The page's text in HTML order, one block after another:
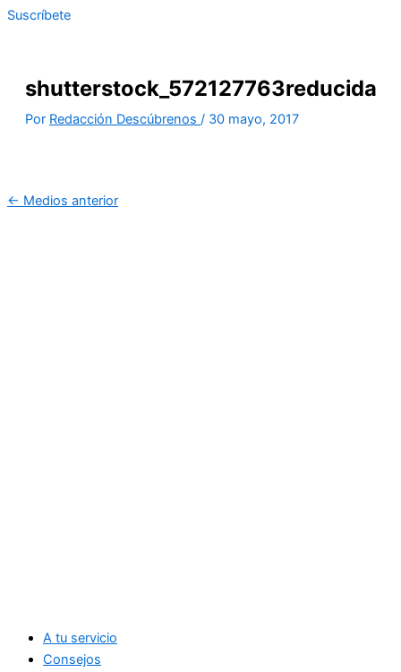
Suscríbete
shutterstock_572127763reducida
Por Redacción Descúbrenos / 30 mayo, 2017
← Medios anterior
A tu servicio
Consejos